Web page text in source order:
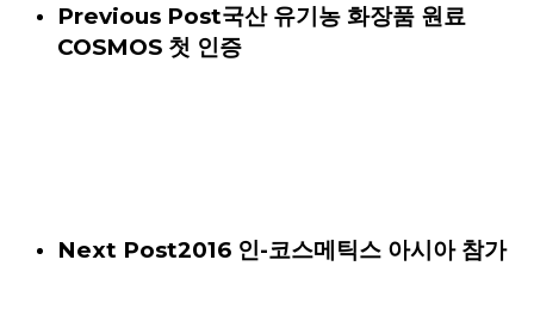
Previous Post국산 유기농 화장품 원료
COSMOS 첫 인증
Next Post2016 인-코스메틱스 아시아 참가